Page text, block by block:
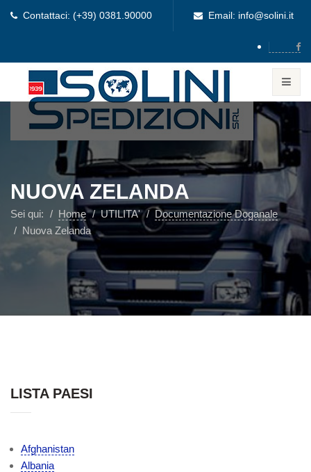
Contattaci: (+39) 0381.90000 Email: info@solini.it
NUOVA ZELANDA
Sei qui: Home UTILITA'
Documentazione Doganale
Nuova Zelanda
LISTA PAESI
Afghanistan
Albania